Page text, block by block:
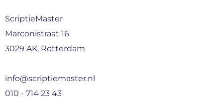
ScriptieMaster
Marconistraat 16
3029 AK, Rotterdam
info@scriptiemaster.nl
010 - 714 23 43